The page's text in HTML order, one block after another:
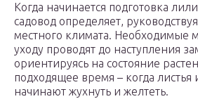
Когда начинается подготовка
садовод определяет,
местного климата. Необходимые
уходу проводят до наступления
ориентируясь на состояние
подходящее время – когда листья
начинают жухнуть и желтеть.